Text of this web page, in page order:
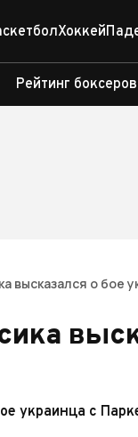
Хоккей
Рейтинг боксеров
высказался о бое
украинца с